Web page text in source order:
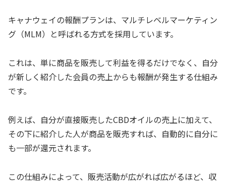
キャナウェイの報酬プランは、マルチレベルマーケティン
グ（MLM）と呼ばれる方式を採用しています。
これは、単に商品を販売して利益を得るだけでなく、自分
が新しく紹介した会員の売上からも報酬が発生する仕組み
です。
例えば、自分が直接販売したCBDオイルの売上に加えて、
その下に紹介した人が商品を販売すれば、自動的に自分に
も一部が還元されます。
この仕組みによって、販売活動が広がれば広がるほど、収